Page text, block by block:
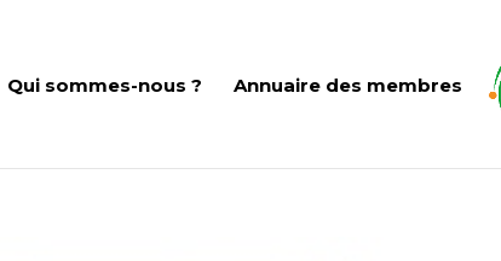
Qui sommes-nous ? Annuaire des membres